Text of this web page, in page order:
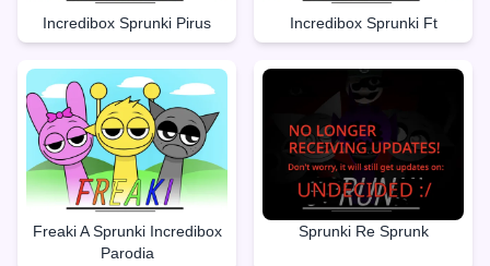
Incredibox Sprunki Pirus Incredibox Sprunki Ft
Freaki A Sprunki Incredibox
Parodia
Sprunki Re Sprunk